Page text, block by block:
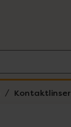
Kontaktlinser